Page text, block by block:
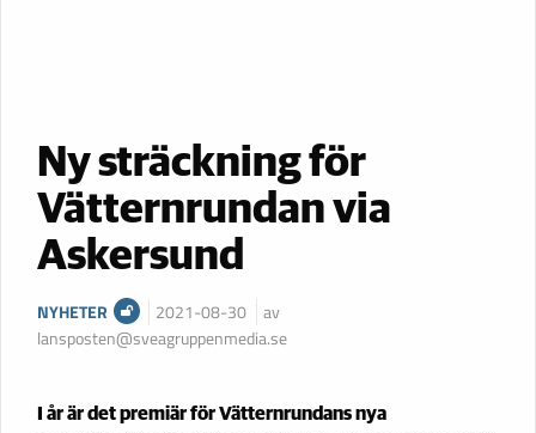
Ny sträckning för
Vätternrundan via
Askersund
NYHETER 2021-08-30
av
lansposten@sveagruppenmedia.se
I år är det premiär för Vätternrundans nya